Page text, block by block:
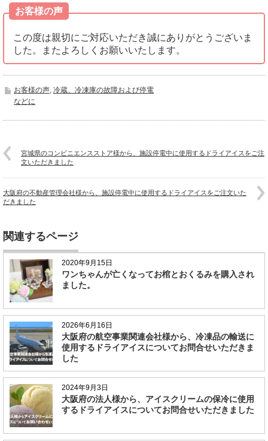
お客様の声
この度は親切にご対応いただき誠にありがとうございま
した。またよろしくお願いいたします。
お客様の声, 冷蔵、冷凍庫の故障および停電
などに
宮城県のコンビニエンスストア様から、施設停電中に使用するドライアイスをご注
文いただきました
大阪府の不動産管理会社様から、施設停電中に使用するドライアイスをご注文いた
だきました
関連するページ
2020年9月15日
ワンちゃんが亡くなってお棺とおくるみを購入され
ました。
2026年6月16日
大阪府の航空事業関連会社様から、冷凍品の輸送に
使用するドライアイスについてお問合せいただきま
した
2024年9月3日
大阪府の法人様から、アイスクリームの保冷に使用
するドライアイスについてお問合せいただきました